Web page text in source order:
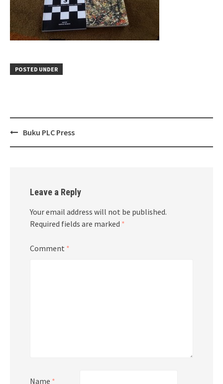
POSTED UNDER
PostBuku PLC Press
Leave a Reply
Your email address will not be published.
Required fields are marked *
Comment *
Name *